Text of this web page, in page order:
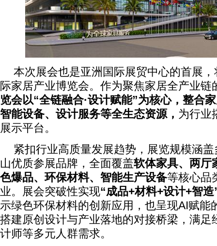
本次展会也是亚洲国际展贸中心的首展
际家居产业博览会。作为聚焦家居全产业链
览会以“全链融合·设计赋能”为核心，整合
智能设备、设计服务等全生态资源， 为行业
展示平台。
紧扣行业高质量发展趋势，展览规模涵
山优质参展品牌，全面覆盖软体家具、两厅
色爆品、环保材料、智能生产设备等核心品
业。展会突破性实现“成品+材料+设计+智造
示绿色环保材料的创新应用，也呈现AI赋能
搭建原创设计与产业落地的对接桥梁，满足
计师等多元人群需求。